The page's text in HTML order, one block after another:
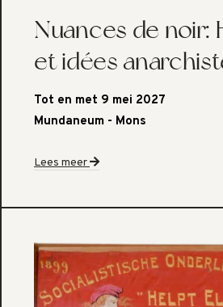
Nuances de noir:
et idées
Tot en met 9 mei 2027
Mundaneum - Mons
Lees meer